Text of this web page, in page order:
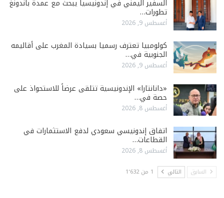
السفير اليمني في إندونيسيا يبحث مع عمدة باندونغ
تطورات…
أغسطس 9, 2026
كولومبيا تعترف رسميا بسيادة المغرب على أقاليمه
الجنوبية في…
أغسطس 9, 2026
«دانانتارا» الإندونيسية تتلقى عرضاً للاستحواذ على
حصة في…
أغسطس 8, 2026
اتفاق إندونيسي سعودي لدفع الاستثمارات في
القطاعات…
أغسطس 8, 2026
السابق التالي 1 من 1٬632